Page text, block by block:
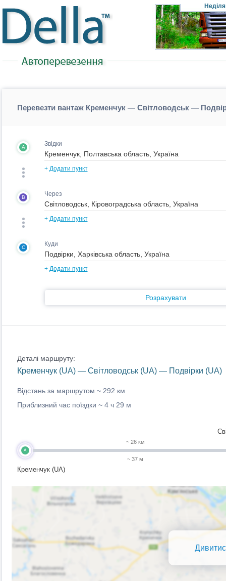
Неділя
Перевезти вантаж Кременчук — Світловодськ —
A Звідки
+ Додати пункт
B Через
+ Додати пункт
C Куди
+ Додати пункт
Розрахувати
Деталі маршруту:
Кременчук (UA) — Світловодськ (UA) — Подвірки (UA)
Відстань за маршрутом ~ 292 км
Приблизний час поїздки ~ 4 ч 29 м
A
Кременчук (UA)
~ 26 км
~ 37 м